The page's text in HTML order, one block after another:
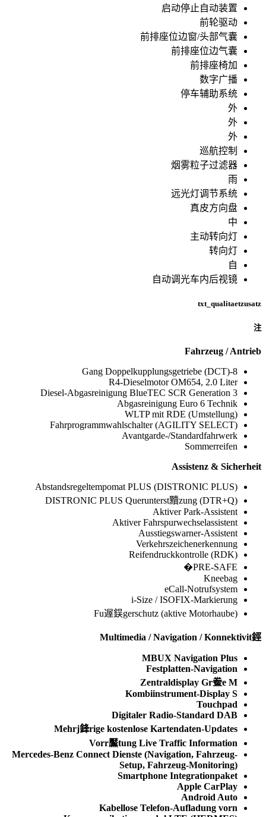
启动停止自动装置
前轮驱动
前排座位边窗/头部气囊
前排座位边气囊
前排座椅加
数字广播
停车辅助系统
外
外
外
巡航控制
烟雾粒子过滤器
雨
远光灯调节系统
真皮方向盘
中
主动转向灯
转向灯
自
自动调光车内后视镜
txt_qualitaetzusatz
注
Fahrzeug / Antrieb
8-Gang Doppelkupplungsgetriebe (DCT)
R4-Dieselmotor OM654, 2.0 Liter
Diesel-Abgasreinigung BlueTEC SCR Generation 3
Abgasreinigung Euro 6 Technik
WLTP mit RDE (Umstellung)
Fahrprogrammwahlschalter (AGILITY SELECT)
Avantgarde-/Standardfahrwerk
Sommerreifen
Assistenz & Sicherheit
Abstandsregeltempomat PLUS (DISTRONIC PLUS)
DISTRONIC PLUS Querunterst黷zung (DTR+Q)
Aktiver Park-Assistent
Aktiver Fahrspurwechselassistent
Ausstiegswarner-Assistent
Verkehrszeichenerkennung
Reifendruckkontrolle (RDK)
PRE-SAFE�
Kneebag
eCall-Notrufsystem
i-Size / ISOFIX-Markierung
Fu遟鋘gerschutz (aktive Motorhaube)
Multimedia / Navigation / Konnektivit鋞
MBUX Navigation Plus
Festplatten-Navigation
Zentraldisplay Gr鲞e M
Kombiinstrument-Display S
Touchpad
Digitaler Radio-Standard DAB
Mehrj鋒rige kostenlose Kartendaten-Updates
Vorr黶tung Live Traffic Information
Mercedes-Benz Connect Dienste (Navigation, Fahrzeug-
Setup, Fahrzeug-Monitoring)
Smartphone Integrationpaket
Apple CarPlay
Android Auto
Kabellose Telefon-Aufladung vorn